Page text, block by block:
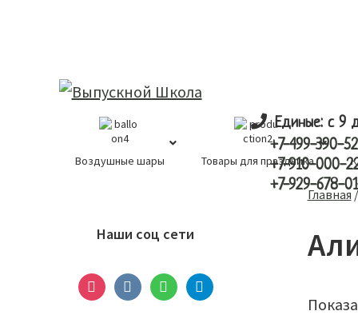
Единые: с 9
+7-499-390-
+7-910-000-
+7-929-678-
Воздушные шары Товары для праздника
Главная/
сайдбар
Наши соц сети
instagramvkontaktewhatsapptelegram